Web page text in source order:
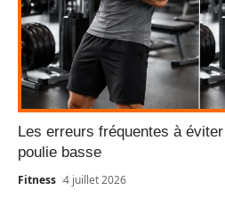
Les erreurs fréquentes à
poulie basse
Fitness 4 juillet 2026